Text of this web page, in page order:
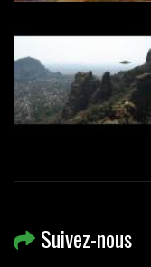
Suivez-nous